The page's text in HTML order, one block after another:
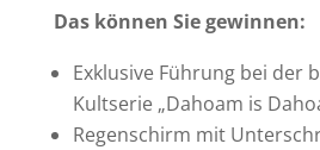
Das können Sie gewinnen:
Exklusive Führung bei der
Kultserie „Dahoam is
Regenschirm mit